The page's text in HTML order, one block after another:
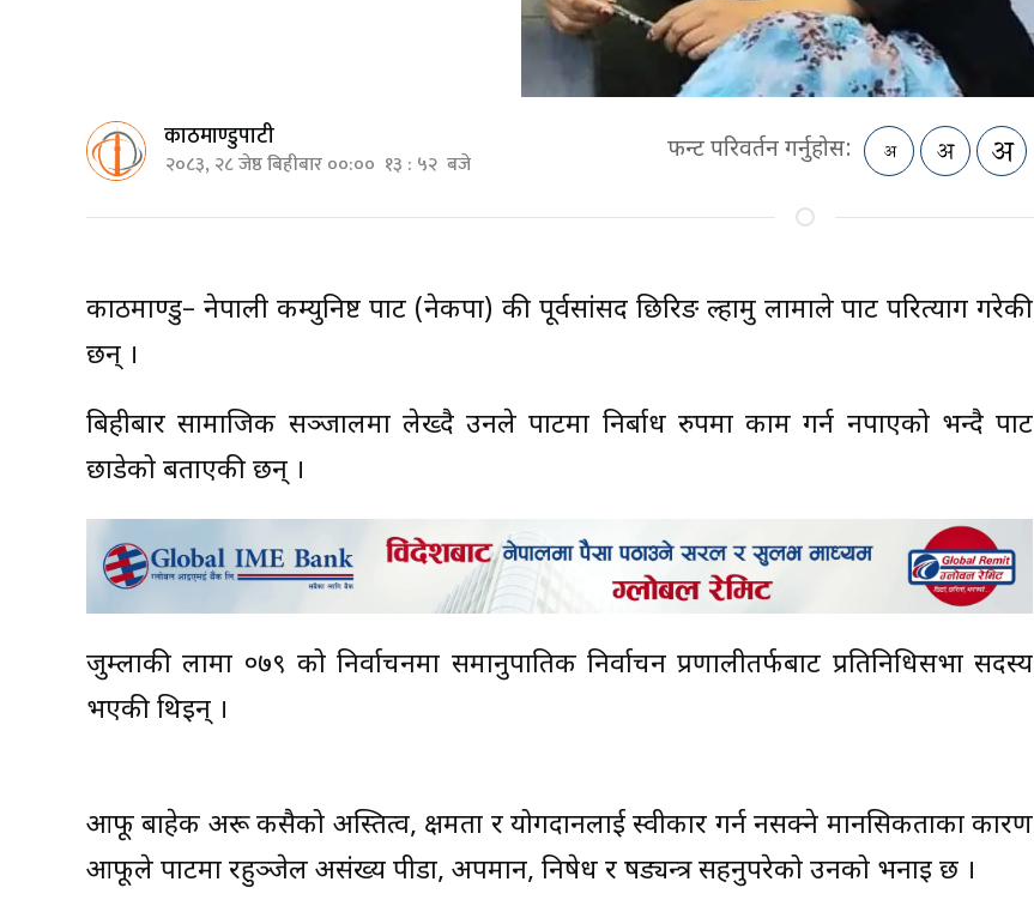
काठमाण्डुपाटी
२०८३, २८ जेष्ठ बिहीबार ००:०० १३ : ५२ बजे फन्ट परिवर्तन गर्नुहोस:
काठमाण्डु– नेपाली कम्युनिष्ट पार्टी (नेकपा) की पूर्वसांसद छिरिङ ल्हामु लामाले पार्टी परित्याग गरेकी
छन् ।
बिहीबार सामाजिक सञ्जालमा लेख्दै उनले पार्टीमा निर्बाध रुपमा काम गर्न नपाएको भन्दै पार्टी
छाडेको बताएकी छन् ।
जुम्लाकी लामा ०७९ को निर्वाचनमा समानुपातिक निर्वाचन प्रणालीतर्फबाट प्रतिनिधिसभा सदस्य
भएकी थिइन् ।
आफू बाहेक अरू कसैको अस्तित्व, क्षमता र योगदानलाई स्वीकार गर्न नसक्ने मानसिकताका कारण
आफूले पार्टीमा रहुञ्जेल असंख्य पीडा, अपमान, निषेध र षड्यन्त्र सहनुपरेको उनको भनाइ छ ।